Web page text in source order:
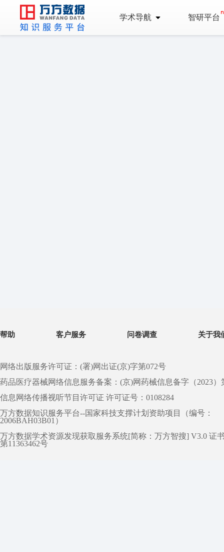
学术导航 智研平台
帮助 客户服务 问卷调查 关于我
网络出版服务许可证：(署)网出证(京)字第072号
药品医疗器械网络信息服务备案：(京)网药械信息备字（2023）
信息网络传播视听节目许可证 许可证号：0108284
万方数据知识服务平台--国家科技支撑计划资助项目（编号：
2006BAH03B01）
万方数据学术资源发现获取服务系统[简称：万方智搜] V3.0 证
第11363462号